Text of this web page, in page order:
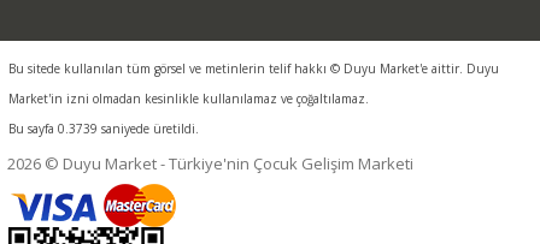
Bu sitede kullanılan tüm görsel ve metinlerin telif hakkı © Duyu Market'e aittir. Duyu
Market'in izni olmadan kesinlikle kullanılamaz ve çoğaltılamaz.
Bu sayfa 0.3739 saniyede üretildi.
2026 © Duyu Market - Türkiye'nin Çocuk Gelişim Marketi